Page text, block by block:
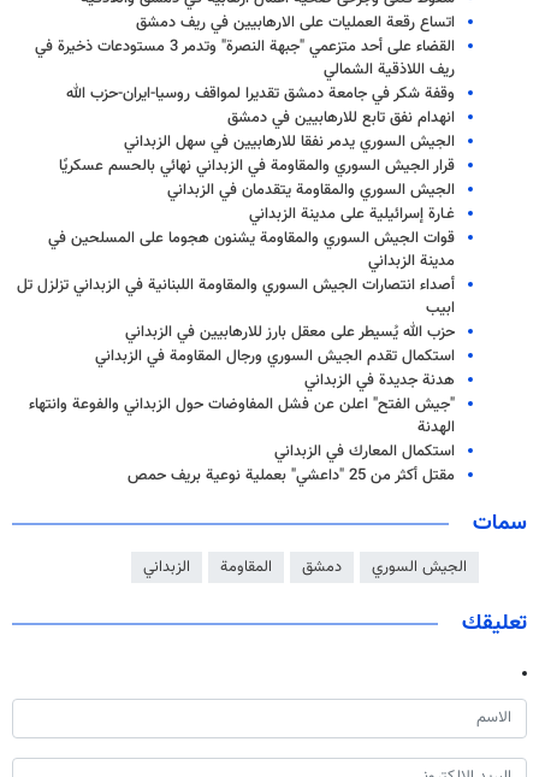
اتساع رقعة العمليات على الارهابيين في ريف دمشق
القضاء على أحد متزعمي "جبهة النصرة" وتدمر 3 مستودعات ذخيرة في
ريف اللاذقية الشمالي
وقفة شكر في جامعة دمشق تقديرا لمواقف روسيا-ايران-حزب الله
انهدام نفق تابع للارهابيين في دمشق
الجيش السوري يدمر نفقا للارهابيين في سهل الزبداني
قرار الجيش السوري والمقاومة في الزبداني‬ نهائي بالحسم عسكريًا
الجيش السوري والمقاومة يتقدمان في الزبداني
غـارة إسرائيلية على مدينة الزبداني
قوات الجيش السوري والمقاومة يشنون هجوما على المسلحين في
مدينة الزبداني
أصداء انتصارات الجيش السوري والمقاومة اللبنانية في الزبداني تزلزل تل
ابيب
حزب الله يُسيطر على معقل بارز للارهابيين في الزبداني
استكمال تقدم الجيش السوري ورجال المقاومة في الزبداني
هدنة جديدة في الزبداني
"جيش الفتح" اعلن عن فشل المفاوضات حول الزبداني والفوعة وانتهاء
الهدنة
استكمال المعارك في الزبداني
مقتل أكثر من 25 "داعشي" بعملية نوعية بريف حمص
سمات
الجيش السوري دمشق المقاومة الزبداني
تعليقك